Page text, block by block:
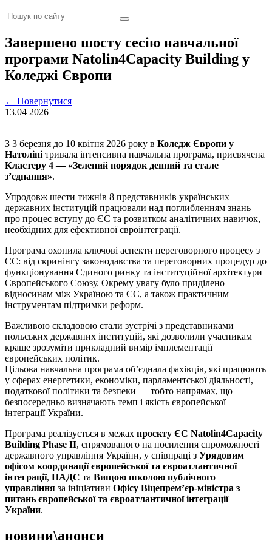
Завершено шосту сесію навчальної
програми Natolin4Capacity Building у
Коледжі Європи
← Повернутися
13.04 2026
З 3 березня до 10 квітня 2026 року в Коледж Європи у
Натоліні тривала інтенсивна навчальна програма, присвячена
Кластеру 4 — «Зелений порядок денний та стале
з’єднання».
Упродовж шести тижнів 8 представників українських
державних інституцій працювали над поглибленням знань
про процес вступу до ЄС та розвитком аналітичних навичок,
необхідних для ефективної євроінтеграції.
Програма охопила ключові аспекти переговорного процесу з
ЄС: від скринінгу законодавства та переговорних процедур до
функціонування Єдиного ринку та інституційної архітектури
Європейського Союзу. Окрему увагу було приділено
відносинам між Україною та ЄС, а також практичним
інструментам підтримки реформ.
Важливою складовою стали зустрічі з представниками
польських державних інституцій, які дозволили учасникам
краще зрозуміти прикладний вимір імплементації
європейських політик.
Цільова навчальна програма об’єднала фахівців, які працюють
у сферах енергетики, економіки, парламентської діяльності,
податкової політики та безпеки — тобто напрямах, що
безпосередньо визначають темп і якість європейської
інтеграції України.
Програма реалізується в межах проєкту ЄС Natolin4Capacity
Building Phase II, спрямованого на посилення спроможності
державного управління України, у співпраці з Урядовим
офісом координації європейської та євроатлантичної
інтеграції, НАДС та Вищою школою публічного
управління за ініціативи Офісу Віцепремʼєр-міністра з
питань європейської та євроатлантичної інтеграції
України.
новини\анонси